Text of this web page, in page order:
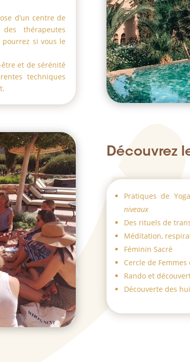
dʼun centre de
thérapeutes
si vous le
et de sérénité
techniques
Découvrez
Pratiques de
niveaux
Des rituels de
Méditation,
Féminin Sacré
Cercle de
Rando et
Découverte des